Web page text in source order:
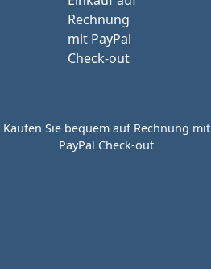
Kaufen Sie bequem auf Rechnung mit
PayPal Check-out